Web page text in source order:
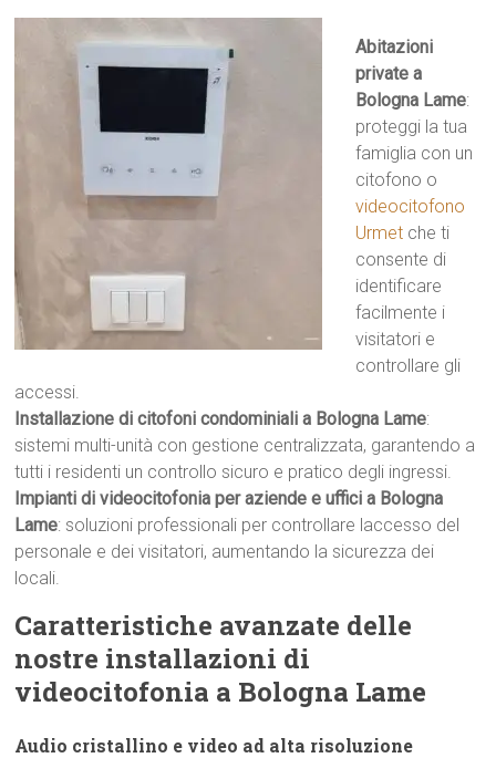
Abitazioni
private a
Bologna Lame:
proteggi la tua
famiglia con un
citofono o
videocitofono
Urmet che ti
consente di
identificare
facilmente i
visitatori e
controllare gli
accessi.
Installazione di citofoni condominiali a Bologna Lame:
sistemi multi-unità con gestione centralizzata, garantendo a
tutti i residenti un controllo sicuro e pratico degli ingressi.
Impianti di videocitofonia per aziende e uffici a Bologna
Lame: soluzioni professionali per controllare laccesso del
personale e dei visitatori, aumentando la sicurezza dei
locali.
Caratteristiche avanzate delle
nostre installazioni di
videocitofonia a Bologna Lame
Audio cristallino e video ad alta risoluzione